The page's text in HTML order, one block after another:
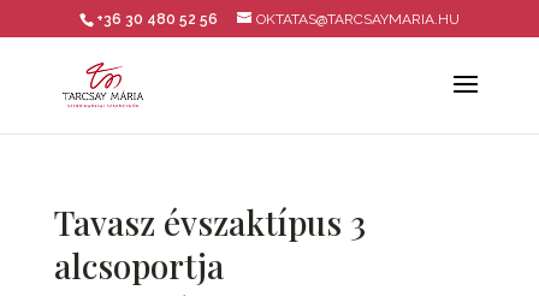
+36 30 480 52 56 OKTATAS@TARCSAYMARIA.HU
Tavasz évszaktípus 3
alcsoportja